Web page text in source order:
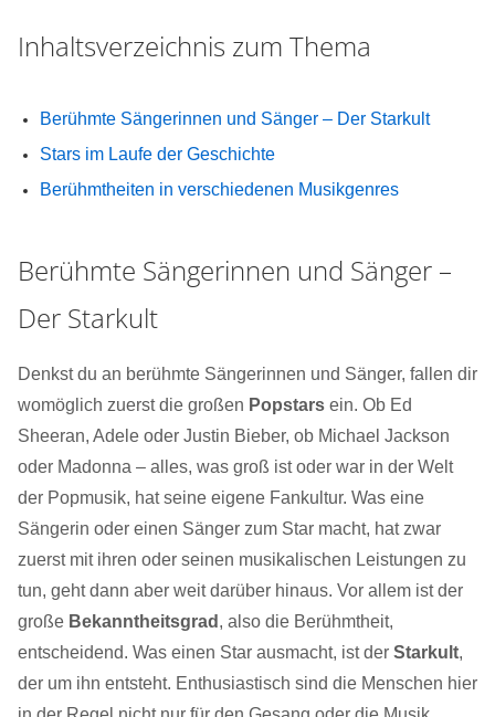
Inhaltsverzeichnis zum Thema
Berühmte Sängerinnen und Sänger – Der Starkult
Stars im Laufe der Geschichte
Berühmtheiten in verschiedenen Musikgenres
Berühmte Sängerinnen und Sänger –
Der Starkult
Denkst du an berühmte Sängerinnen und Sänger, fallen dir
womöglich zuerst die großen Popstars ein. Ob Ed
Sheeran, Adele oder Justin Bieber, ob Michael Jackson
oder Madonna – alles, was groß ist oder war in der Welt
der Popmusik, hat seine eigene Fankultur. Was eine
Sängerin oder einen Sänger zum Star macht, hat zwar
zuerst mit ihren oder seinen musikalischen Leistungen zu
tun, geht dann aber weit darüber hinaus. Vor allem ist der
große Bekanntheitsgrad , also die Berühmtheit,
entscheidend. Was einen Star ausmacht, ist der Starkult,
der um ihn entsteht. Enthusiastisch sind die Menschen hier